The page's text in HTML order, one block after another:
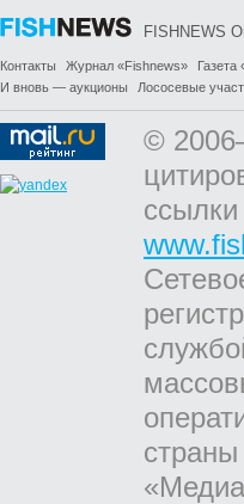
FISHNEWS
Контакты Журнал «Fishnews» Газета
И вновь — аукционы
Лососевые
©